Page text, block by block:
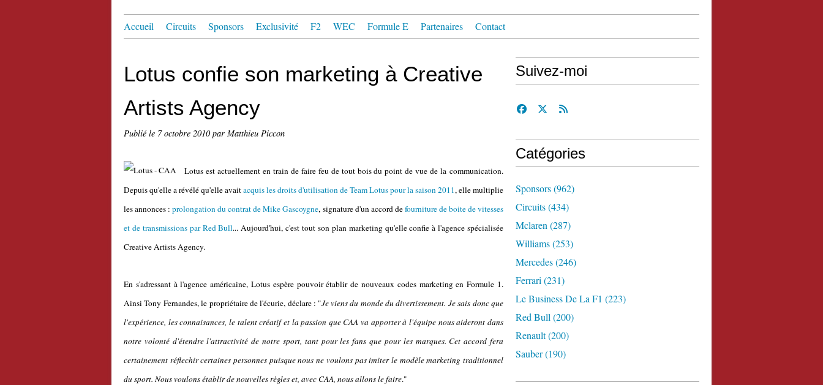
Accueil Circuits Sponsors Exclusivité F2 WEC Formule E Partenaires Contact
Lotus confie son marketing à Creative
Artists Agency
Publié le 7 octobre 2010par Matthieu Piccon
Lotus est actuellement en train de faire feu de tout bois du point de vue de la communication.
Depuis qu'elle a révélé qu'elle avaitacquis les droits d'utilisation de Team Lotus pour la saison 2011, elle multiplie
les annonces :prolongation du contrat de Mike Gascoygne, signature d'un accord defourniture de boite de vitesses
et de transmissions par Red Bull... Aujourd'hui, c'est tout son plan marketing qu'elle confie à l'agence spécialisée
Creative Artists Agency.
En s'adressant à l'agence américaine, Lotus espère pouvoir établir de nouveaux codes marketing en Formule 1.
Ainsi Tony Fernandes, le propriétaire de l'écurie, déclare : "Je viens du monde du divertissement. Je sais donc que
l'expérience, les connaisances, le talent créatif et la passion que CAA va apporter à l'équipe nous aideront dans
notre volonté d'étendre l'attractivité de notre sport, tant pour les fans que pour les marques. Cet accord fera
certainement réflechir certaines personnes puisque nous ne voulons pas imiter le modèle marketing traditionnel
du sport. Nous voulons établir de nouvelles règles et, avec CAA, nous allons le faire."
Suivez-moi
Catégories
Sponsors(962)
Circuits(434)
Mclaren (287)
Williams(253)
Mercedes(246)
Ferrari (231)
Le Business De La F1 (223)
Red Bull (200)
Renault(200)
Sauber(190)